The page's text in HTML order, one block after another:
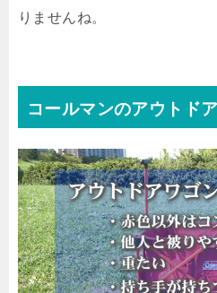
りませんね。
コールマンのアウトド